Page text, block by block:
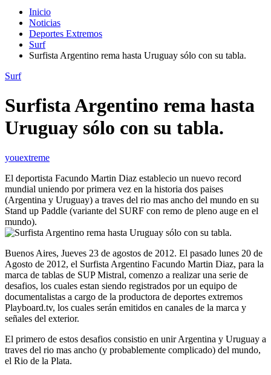
Inicio
Noticias
Deportes Extremos
Surf
Surfista Argentino rema hasta Uruguay sólo con su tabla.
Surf
Surfista Argentino rema hasta
Uruguay sólo con su tabla.
youextreme
El deportista Facundo Martin Diaz establecio un nuevo record
mundial uniendo por primera vez en la historia dos paises
(Argentina y Uruguay) a traves del rio mas ancho del mundo en su
Stand up Paddle (variante del SURF con remo de pleno auge en el
mundo).
Buenos Aires, Jueves 23 de agostos de 2012. El pasado lunes 20 de
Agosto de 2012, el Surfista Argentino Facundo Martin Diaz, para la
marca de tablas de SUP Mistral, comenzo a realizar una serie de
desafios, los cuales estan siendo registrados por un equipo de
documentalistas a cargo de la productora de deportes extremos
Playboard.tv, los cuales serán emitidos en canales de la marca y
señales del exterior.
El primero de estos desafios consistio en unir Argentina y Uruguay a
traves del rio mas ancho (y probablemente complicado) del mundo,
el Rio de la Plata.